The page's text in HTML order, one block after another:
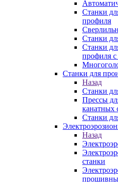
Станки
профиля
Станки
Станки
профиля
Станки для
Назад
Станки
Прессы
канатных
Станки
Назад
станки